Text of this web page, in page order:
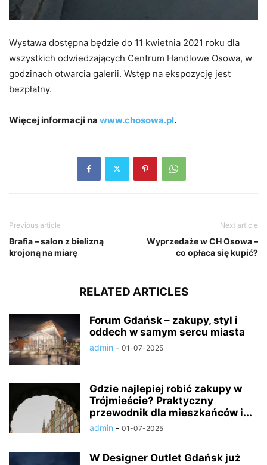
Wystawa dostępna będzie do 11 kwietnia 2021 roku dla
wszystkich odwiedzających Centrum Handlowe Osowa, w
godzinach otwarcia galerii. Wstęp na ekspozycję jest
bezpłatny.
Więcej informacji na www.chosowa.pl.
Previous article
Brafia – salon z bielizną
krojoną na miarę
Next article
Wyprzedaże w CH Osowa –
co opłaca się kupić?
RELATED ARTICLES
Forum Gdańsk – zakupy, styl i
oddech w samym sercu miasta
admin - 01-07-2025
Gdzie najlepiej robić zakupy w
Trójmieście? Praktyczny
przewodnik dla mieszkańców i...
admin - 01-07-2025
W Designer Outlet Gdańsk już